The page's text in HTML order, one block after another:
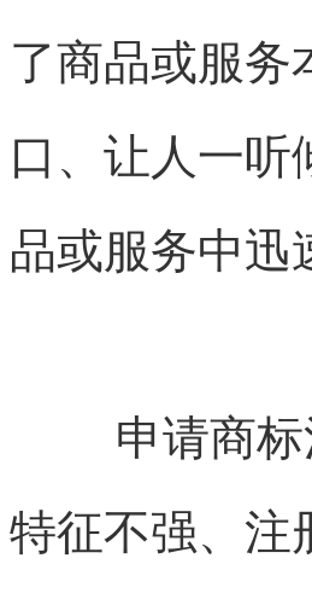
了商品或服务
口、让人一听
品或服务中迅
申请商
特征不强、注